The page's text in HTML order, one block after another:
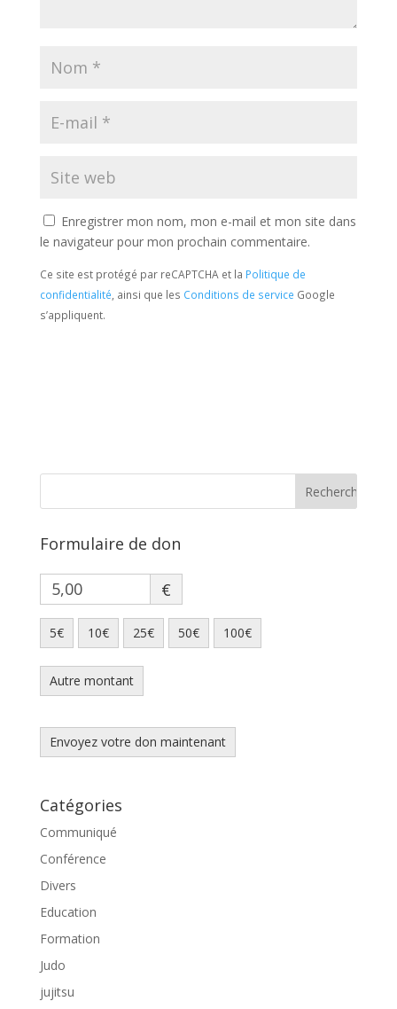
Enregistrer mon nom, mon e-mail et mon site dans
le navigateur pour mon prochain commentaire.
Ce site est protégé par reCAPTCHA et la Politique de
confidentialité , ainsi que les Conditions de service Google
s’appliquent.
Formulaire de don
€
5€ 10€ 25€ 50€ 100€
Autre montant
Envoyez votre don maintenant
Catégories
Communiqué
Conférence
Divers
Education
Formation
Judo
jujitsu